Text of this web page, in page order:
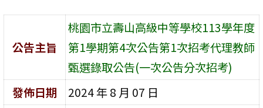
公告主旨
桃園市立壽山高級中等學校113學年度
第1學期第4次公告第1次招考代理教師
甄選錄取公告(一次公告分次招考)
發佈日期
2024 年 8 月 07 日